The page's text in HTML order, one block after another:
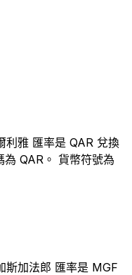
利雅 匯率是 QAR 兌換
QAR。 貨幣符號為
斯加法郎 匯率是 MGF